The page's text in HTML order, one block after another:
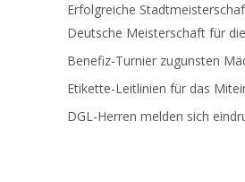
Erfolgreiche
Deutsche Meisterschaft für
Benefiz-Turnier zugunsten
Etikette-Leitlinien für das
DGL-Herren melden sich